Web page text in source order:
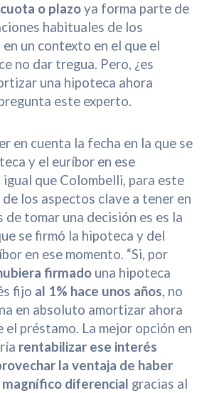
o plazoya forma parte de
habituales de los
un contexto en el que el
no dar tregua. Pero, ¿es
una hipoteca ahora
este experto.
en cuenta la fecha en la que se
y el euríbor en ese
igual que Colombelli, para este
los aspectos clave a tener en
de tomar una decisión es es la
se firmó la hipoteca y del
en ese momento. “Si, por
firmado una hipoteca
fijo al 1% hace unos años, no
en absoluto amortizar ahora
el préstamo. La mejor opción en
rentabilizar ese interés
la ventaja de haber
diferencial gracias al